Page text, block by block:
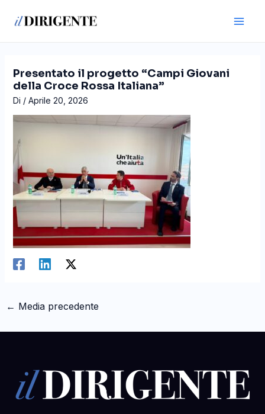
Presentato il progetto “Campi Giovani
della Croce Rossa Italiana”
Di / Aprile 20, 2026
articoli
← Media precedente